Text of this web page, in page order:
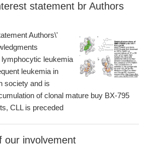
statement br Authors
Authors\'
leukemia
leukemia in
society and is
of clonal mature buy BX-795
CLL is preceded
our involvement